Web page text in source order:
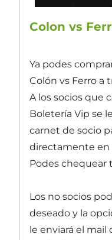
Colon vs
Ya podes
Colón vs Ferro a
A los socios que
Boletería Vip se
carnet de socio
directamente en
Podes chequear
Los no socios
deseado y la
le enviará el mail